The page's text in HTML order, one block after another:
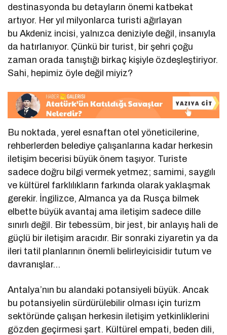
destinasyonda bu detayların önemi katbekat
artıyor. Her yıl milyonlarca turisti ağırlayan
bu Akdeniz incisi, yalnızca deniziyle değil, insanıyla
da hatırlanıyor. Çünkü bir turist, bir şehri çoğu
zaman orada tanıştığı birkaç kişiyle özdeşleştiriyor.
Sahi, hepimiz öyle değil miyiz?
Bu noktada, yerel esnaftan otel yöneticilerine,
rehberlerden belediye çalışanlarına kadar herkesin
iletişim becerisi büyük önem taşıyor. Turiste
sadece doğru bilgi vermek yetmez; samimi, saygılı
ve kültürel farklılıkların farkında olarak yaklaşmak
gerekir. İngilizce, Almanca ya da Rusça bilmek
elbette büyük avantaj ama iletişim sadece dille
sınırlı değil. Bir tebessüm, bir jest, bir anlayış hali de
güçlü bir iletişim aracıdır. Bir sonraki ziyaretin ya da
ileri tatil planlarının önemli belirleyicisidir tutum ve
davranışlar…
Antalya’nın bu alandaki potansiyeli büyük. Ancak
bu potansiyelin sürdürülebilir olması için turizm
sektöründe çalışan herkesin iletişim yetkinliklerini
gözden geçirmesi şart. Kültürel empati, beden dili,